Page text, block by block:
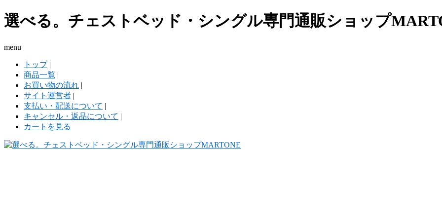
選べる。チェストベッド・シングル専門通販ショップ
menu
トップ |
商品一覧 |
お買い物の流れ |
サイト運営者 |
支払い・配送について |
キャンセル・返品について |
カートを見る